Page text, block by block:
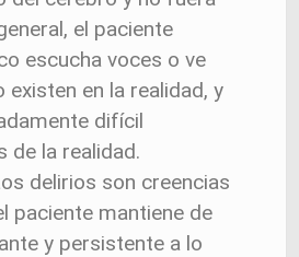
el paciente
escucha voces o ve
existen en la realidad, y
difícil
de la realidad.
delirios son creencias
paciente mantiene de
y persistente a lo